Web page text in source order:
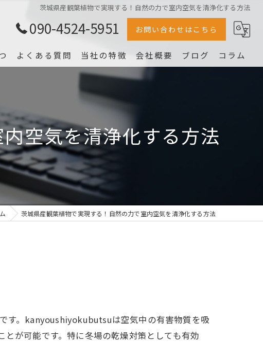
茨城県産観葉植物で実現する！自然の力で室内空気を清浄化する方法
090-4524-5951 お問い合わせはこちら
よくある質問 当社の特徴
家具
片付け
洗濯機
会社概要 ブログ コラム
空気を清浄化する方法
茨城県産観葉植物で実現する！自然の力で室内空気を清浄化する方法
す。kanyoushiyokubutsuは空気中の有害物質を吸
が可能です。特に冬場の乾燥対策としても有効